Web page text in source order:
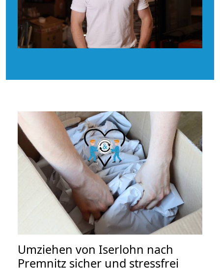
Umziehen von Iserlohn nach
Premnitz sicher und stressfrei